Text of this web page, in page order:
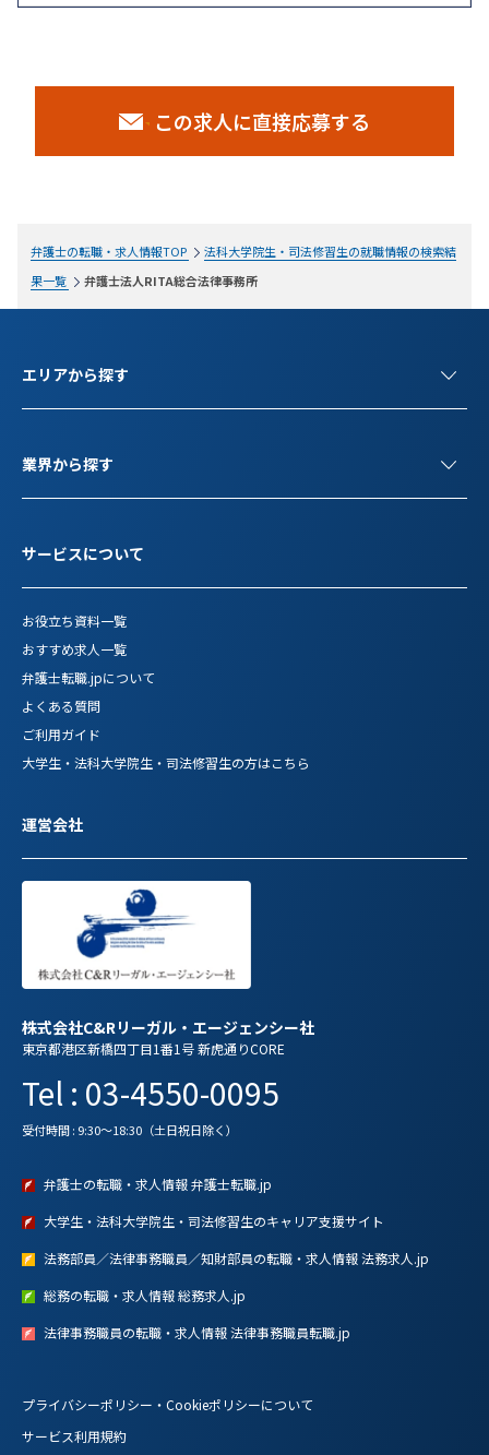
この求人に直接応募する
弁護士の転職・求人情報TOP
法科大学院生・司法修習生の就職情報の検索結
果一覧
弁護士法人RITA総合法律事務所
エリアから探す
業界から探す
サービスについて
お役立ち資料一覧
おすすめ求人一覧
弁護士転職.jpについて
よくある質問
ご利用ガイド
大学生・法科大学院生・司法修習生の方はこちら
運営会社
株式会社C&Rリーガル・エージェンシー社
東京都港区新橋四丁目1番1号 新虎通りCORE
Tel : 03-4550-0095
受付時間 : 9:30～18:30（土日祝日除く）
弁護士の転職・求人情報 弁護士転職.jp
大学生・法科大学院生・司法修習生のキャリア支援サイト
法務部員／法律事務職員／知財部員の転職・求人情報 法務求人.jp
総務の転職・求人情報 総務求人.jp
法律事務職員の転職・求人情報 法律事務職員転職.jp
プライバシーポリシー・Cookieポリシーについて
サービス利用規約